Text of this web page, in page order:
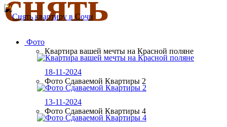
Фото
Квартира вашей мечты на Красной поляне
18-11-2024
Фото Сдаваемой Квартиры 2
13-11-2024
Фото Сдаваемой Квартиры 4